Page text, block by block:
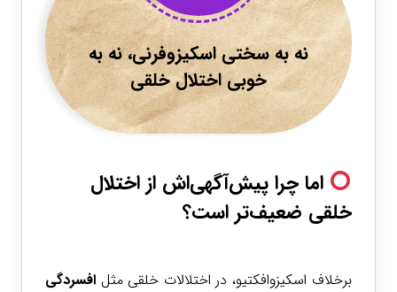
نه به سختی اسکیزوفرنی، نه به
خوبی اختلال خلقی
اما چرا پیش‌آگهی‌اش از اختلال
خلقی ضعیف‌تر است؟
برخلاف اسکیزوافکتیو، در اختلالات خلقی مثل افسردگی